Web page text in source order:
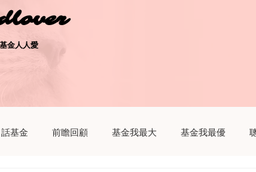
金人人愛
金人人愛
話基金 前瞻回顧 基金我最大 基金我最優